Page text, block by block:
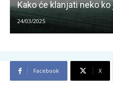
Kako će klanjati neko
24/03/2025
Facebook X